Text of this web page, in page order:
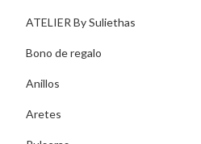
ATELIER By Suliethas
Bono de regalo
Anillos
Aretes